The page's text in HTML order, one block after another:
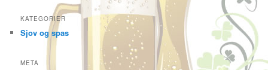
KATEGORIER
Sjov og spas
META